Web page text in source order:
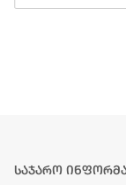
საჯარო